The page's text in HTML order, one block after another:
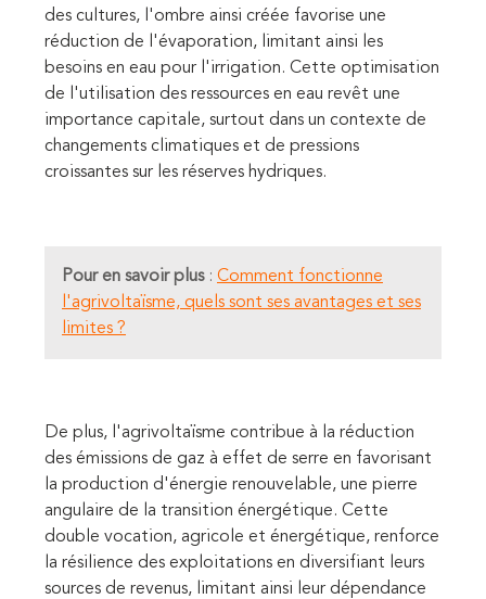
des cultures, l'ombre ainsi créée favorise une
réduction de l'évaporation, limitant ainsi les
besoins en eau pour l'irrigation. Cette optimisation
de l'utilisation des ressources en eau revêt une
importance capitale, surtout dans un contexte de
changements climatiques et de pressions
croissantes sur les réserves hydriques.
Pour en savoir plus: Comment fonctionne
l'agrivoltaïsme, quels sont ses avantages et ses
limites ?
De plus, l'agrivoltaïsme contribue à la réduction
des émissions de gaz à effet de serre en favorisant
la production d'énergie renouvelable, une pierre
angulaire de la transition énergétique. Cette
double vocation, agricole et énergétique, renforce
la résilience des exploitations en diversifiant leurs
sources de revenus, limitant ainsi leur dépendance